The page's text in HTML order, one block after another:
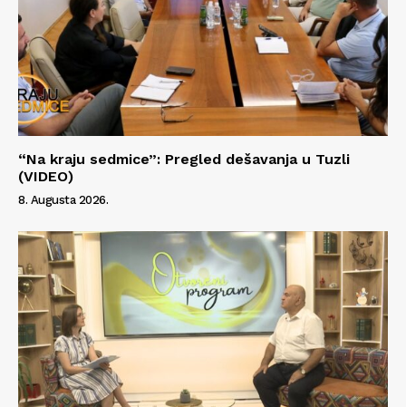
Info
O nama
Kontakt
Impressum
“Na kraju sedmice”: Pregled dešavanja u Tuzli
(VIDEO)
8. Augusta 2026.